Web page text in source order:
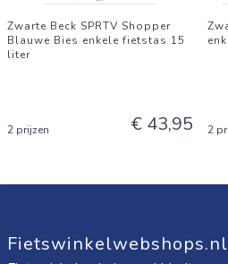
Zwarte Beck SPRTV Shopper
Blauwe Bies enkele fietstas 15
liter
2 prijzen € 43,95 2
Fietswinkelwebshops.nl